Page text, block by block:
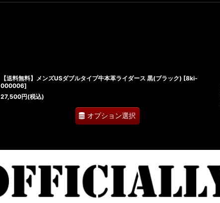
【送料無料】メンズUSダブルタイプ牛本革ライダース 黒(ブラック) [8ki-
000006]
27,500円(税込)
オプション選択